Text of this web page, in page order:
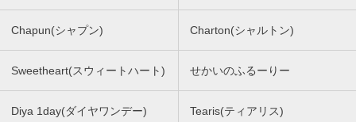
Chapun(シャプン) Charton(シャルトン)
Sweetheart(スウィートハート) せかいのふるーりー
Diya 1day(ダイヤワンデー) Tearis(ティアリス)